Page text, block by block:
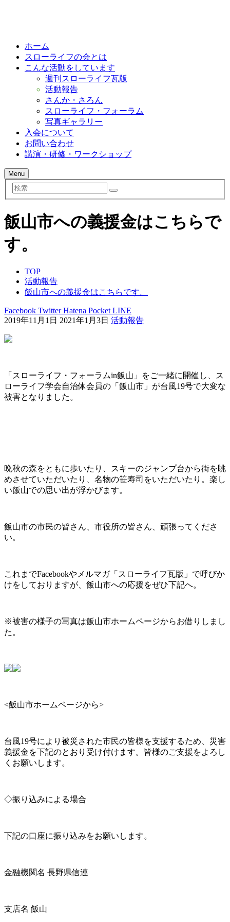
ホーム
スローライフの会とは
こんな活動をしています
週刊スローライフ瓦版
活動報告
さんか・さろん
スローライフ・フォーラム
写真ギャラリー
入会について
お問い合わせ
講演・研修・ワークショップ
Menu
検
索
飯山市への義援金はこちらで
す。
TOP
活動報告
飯山市への義援金はこちらです。
Facebook TwitterHatena Pocket LINE
2019年11月1日 2021年1月3日 活動報告
「スローライフ・フォーラムin飯山」をご一緒に開催し、ス
ローライフ学会自治体会員の「飯山市」が台風19号で大変な
被害となりました。
晩秋の森をともに歩いたり、スキーのジャンプ台から街を眺
めさせていただいたり、名物の笹寿司をいただいたり。楽し
い飯山での思い出が浮かびます。
飯山市の市民の皆さん、市役所の皆さん、頑張ってくださ
い。
これまでFacebookやメルマガ「スローライフ瓦版」で呼びか
けをしておりますが、飯山市への応援をぜひ下記へ。
※被害の様子の写真は飯山市ホームページからお借りしまし
た。
<飯山市ホームページから>
台風19号により被災された市民の皆様を支援するため、災害
義援金を下記のとおり受け付けます。皆様のご支援をよろし
くお願いします。
◇振り込みによる場合
下記の口座に振り込みをお願いします。
金融機関名 長野県信連
支店名 飯山